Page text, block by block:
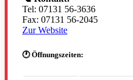
Tel: 07131 56-3636
Fax: 07131 56-2045
Zur Website
🕐 Öffnungszeiten: